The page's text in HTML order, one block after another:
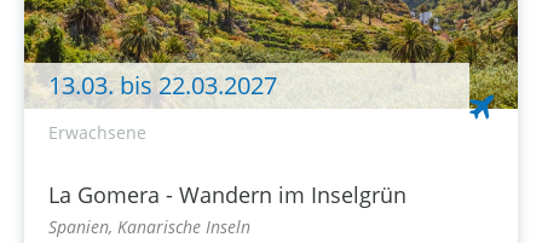
13.03. bis 22.03.2027
Erwachsene
La Gomera - Wandern im Inselgrün
Spanien, Kanarische Inseln